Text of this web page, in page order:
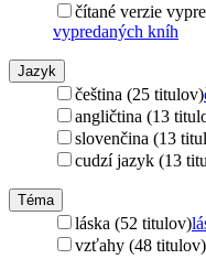
čítané verzie
vypredaných kníh
Jazyk
čeština (25 titulov)
angličtina (13
slovenčina (13
cudzí jazyk (13
Téma
láska (52 titulov)
vzťahy (48 titulov)